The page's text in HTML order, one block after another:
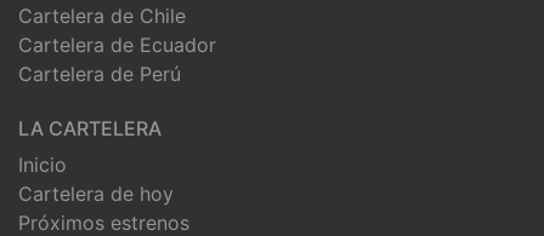
Cartelera de Chile
Cartelera de Ecuador
Cartelera de Perú
LA CARTELERA
Inicio
Cartelera de hoy
Próximos estrenos